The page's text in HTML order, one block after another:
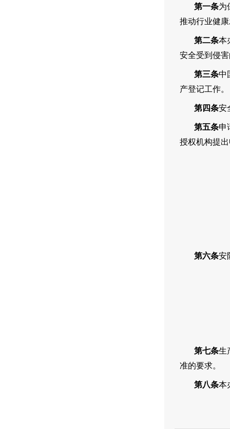
第一条为
推动行业健
第二条本
安全受到侵
第三条中
产登记工作。
第四条安
第五条申
授权机构提
第六条安
第七条生
准的要求。
第八条本